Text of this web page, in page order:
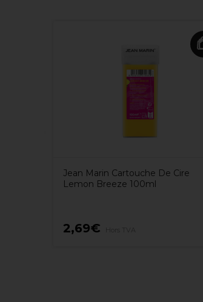
Jean Marin Cartouche De Cire
Lemon Breeze 100ml
2,69€